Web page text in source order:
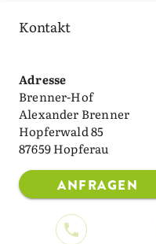
Kontakt
Adresse
Brenner-Hof
Alexander Brenner
Hopferwald 85
87659 Hopferau
ANFRAGEN